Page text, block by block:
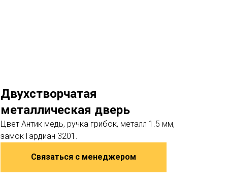
Двухстворчатая
металлическая дверь
Цвет Антик медь, ручка грибок, металл 1.5 мм,
замок Гардиан 3201.
Связаться с менеджером